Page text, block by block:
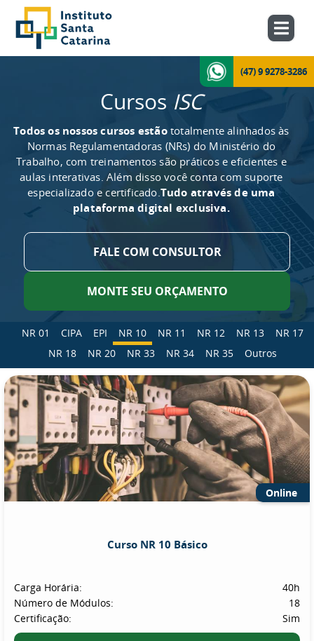
(47) 9 9278-3286
Cursos ISC
Todos os nossos cursos estãototalmente alinhados às
Normas Regulamentadoras (NRs) do Ministério do
Trabalho, com treinamentos são práticos e eficientes e
aulas interativas. Além disso você conta com suporte
especializado e certificado.Tudo através de uma
plataforma digital exclusiva.
FALE COM CONSULTOR
MONTE SEU ORÇAMENTO
NR 01 CIPA EPI NR 10 NR 11 NR 12 NR 13
NR 17
NR 18
NR 20 NR 33 NR 34 NR 35 Outros
Online
Curso NR 10 Básico
Carga Horária:
40h
Número de Módulos:
18
Certificação:
Sim